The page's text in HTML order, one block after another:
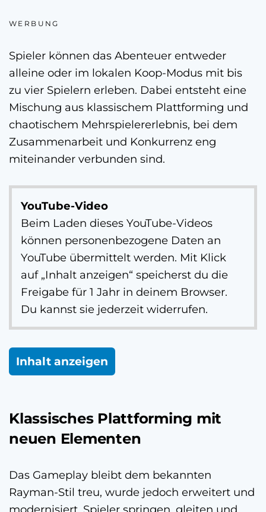
WERBUNG
Spieler können das Abenteuer entweder
alleine oder im lokalen Koop-Modus mit bis
zu vier Spielern erleben. Dabei entsteht eine
Mischung aus klassischem Plattforming und
chaotischem Mehrspielererlebnis, bei dem
Zusammenarbeit und Konkurrenz eng
miteinander verbunden sind.
YouTube-Video
Beim Laden dieses YouTube-Videos
können personenbezogene Daten an
YouTube übermittelt werden. Mit Klick
auf „Inhalt anzeigen“ speicherst du die
Freigabe für 1 Jahr in deinem Browser.
Du kannst sie jederzeit widerrufen.
Inhalt anzeigen
Klassisches Plattforming mit
neuen Elementen
Das Gameplay bleibt dem bekannten
Rayman-Stil treu, wurde jedoch erweitert und
modernisiert. Spieler springen, gleiten und